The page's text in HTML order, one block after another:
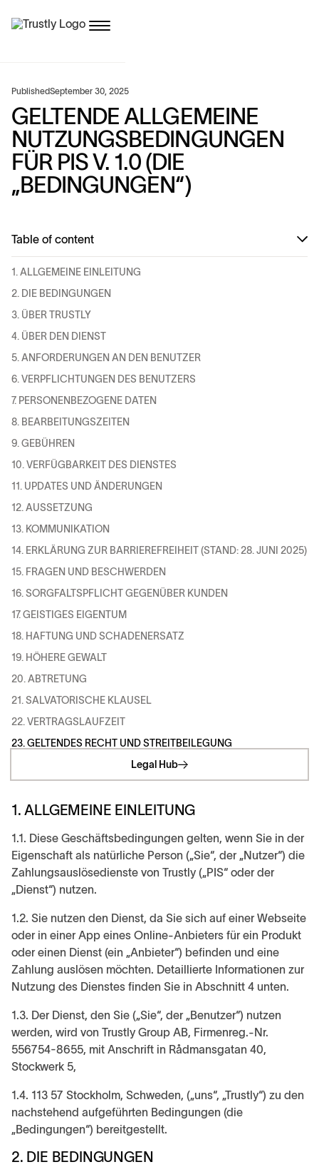
PublishedSeptember 30, 2025
GELTENDE ALLGEMEINE
NUTZUNGSBEDINGUNGEN
FÜR PIS V. 1.0 (DIE
„BEDINGUNGEN“)
Table of content
1. ALLGEMEINE EINLEITUNG
2. DIE BEDINGUNGEN
3. ÜBER TRUSTLY
4. ÜBER DEN DIENST
5. ANFORDERUNGEN AN DEN BENUTZER
6. VERPFLICHTUNGEN DES BENUTZERS
7. PERSONENBEZOGENE DATEN
8. BEARBEITUNGSZEITEN
9. GEBÜHREN
10. VERFÜGBARKEIT DES DIENSTES
11. UPDATES UND ÄNDERUNGEN
12. AUSSETZUNG
13. KOMMUNIKATION
14. ERKLÄRUNG ZUR BARRIEREFREIHEIT (STAND: 28. JUNI 2025)
15. FRAGEN UND BESCHWERDEN
16. SORGFALTSPFLICHT GEGENÜBER KUNDEN
17. GEISTIGES EIGENTUM
18. HAFTUNG UND SCHADENERSATZ
19. HÖHERE GEWALT
20. ABTRETUNG
21. SALVATORISCHE KLAUSEL
22. VERTRAGSLAUFZEIT
23. GELTENDES RECHT UND STREITBEILEGUNG
Legal Hub
1. ALLGEMEINE EINLEITUNG
1.1. Diese Geschäftsbedingungen gelten, wenn Sie in der
Eigenschaft als natürliche Person („Sie“, der „Nutzer“) die
Zahlungsauslösedienste von Trustly („PIS“ oder der
„Dienst“) nutzen.
1.2. Sie nutzen den Dienst, da Sie sich auf einer Webseite
oder in einer App eines Online-Anbieters für ein Produkt
oder einen Dienst (ein „Anbieter“) befinden und eine
Zahlung auslösen möchten. Detaillierte Informationen zur
Nutzung des Dienstes finden Sie in Abschnitt 4 unten.
1.3. Der Dienst, den Sie („Sie“, der „Benutzer“) nutzen
werden, wird von Trustly Group AB, Firmenreg.-Nr.
556754-8655, mit Anschrift in Rådmansgatan 40,
Stockwerk 5,
1.4. 113 57 Stockholm, Schweden, („uns“, „Trustly“) zu den
nachstehend aufgeführten Bedingungen (die
„Bedingungen“) bereitgestellt.
2. DIE BEDINGUNGEN